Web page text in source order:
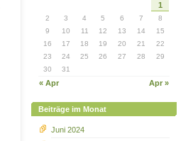
« Apr Apr »
1
2 3 4 5 6 7
8
9
10 11 12 13 14
15
16
17 18 19 20 21
22
23
24 25 26 27 28
29
30
31
Beiträge im Monat
Juni 2024